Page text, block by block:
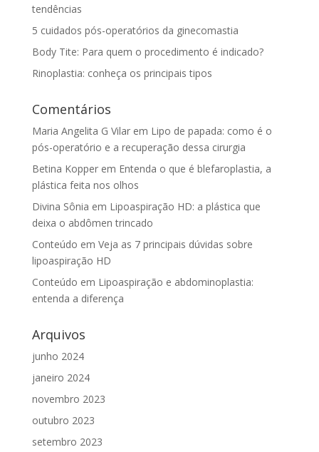
tendências
5 cuidados pós-operatórios da ginecomastia
Body Tite: Para quem o procedimento é indicado?
Rinoplastia: conheça os principais tipos
Comentários
Maria Angelita G Vilarem Lipo de papada: como é o
pós-operatório e a recuperação dessa cirurgia
Betina Kopperem Entenda o que é blefaroplastia, a
plástica feita nos olhos
Divina Sônia em Lipoaspiração HD: a plástica que
deixa o abdômen trincado
Conteúdo em Veja as 7 principais dúvidas sobre
lipoaspiração HD
Conteúdo em Lipoaspiração e abdominoplastia:
entenda a diferença
Arquivos
junho 2024
janeiro 2024
novembro 2023
outubro 2023
setembro 2023